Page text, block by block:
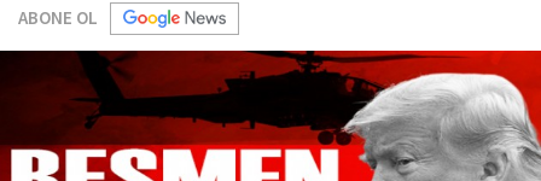
ABONE OL